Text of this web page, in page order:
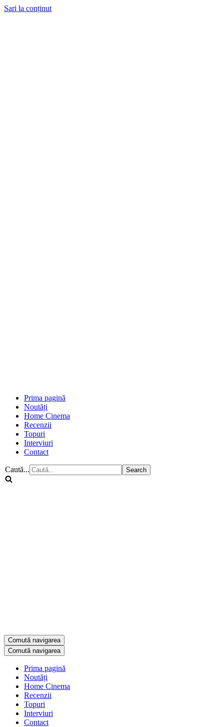
Sari la conținut
Prima pagină
Noutăți
Home Cinema
Recenzii
Topuri
Interviuri
Contact
Caută...
Comută navigarea
Comută navigarea
Prima pagină
Noutăți
Home Cinema
Recenzii
Topuri
Interviuri
Contact